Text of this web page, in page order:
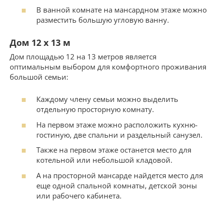
В ванной комнате на мансардном этаже можно
разместить большую угловую ванну.
Дом 12 х 13 м
Дом площадью 12 на 13 метров является
оптимальным выбором для комфортного проживания
большой семьи:
Каждому члену семьи можно выделить
отдельную просторную комнату.
На первом этаже можно расположить кухню-
гостиную, две спальни и раздельный санузел.
Также на первом этаже останется место для
котельной или небольшой кладовой.
А на просторной мансарде найдется место для
еще одной спальной комнаты, детской зоны
или рабочего кабинета.